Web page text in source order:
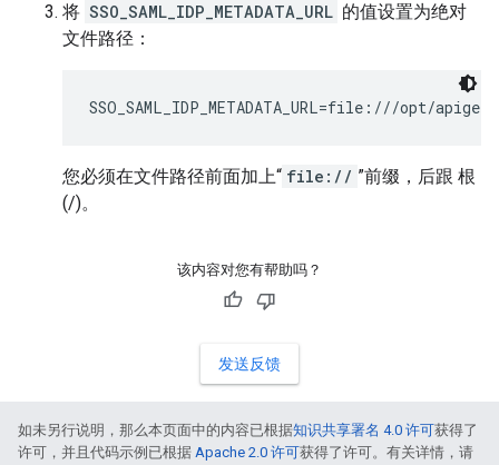
将 SSO_SAML_IDP_METADATA_URL 的值设置为绝对
文件路径：
SSO_SAML_IDP_METADATA_URL=file:///opt/
您必须在文件路径前面加上“ file:// ”前缀，后跟 根
(/)。
该内容对您有帮助吗？
发送反馈
如未另行说明，那么本页面中的内容已根据知识共享署名 4.0 许可获得了
许可，并且代码示例已根据 Apache 2.0 许可获得了许可。有关详情，请